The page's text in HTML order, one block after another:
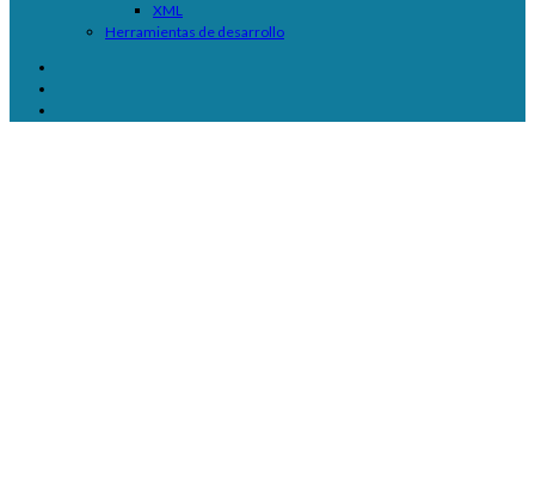
XML
Herramientas de desarrollo